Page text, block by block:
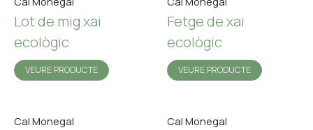
Lot de mig xai
ecològic
VEURE PRODUCTE
Fetge de xai
ecològic
VEURE PRODUCTE
Cal Monegal Cal Monegal